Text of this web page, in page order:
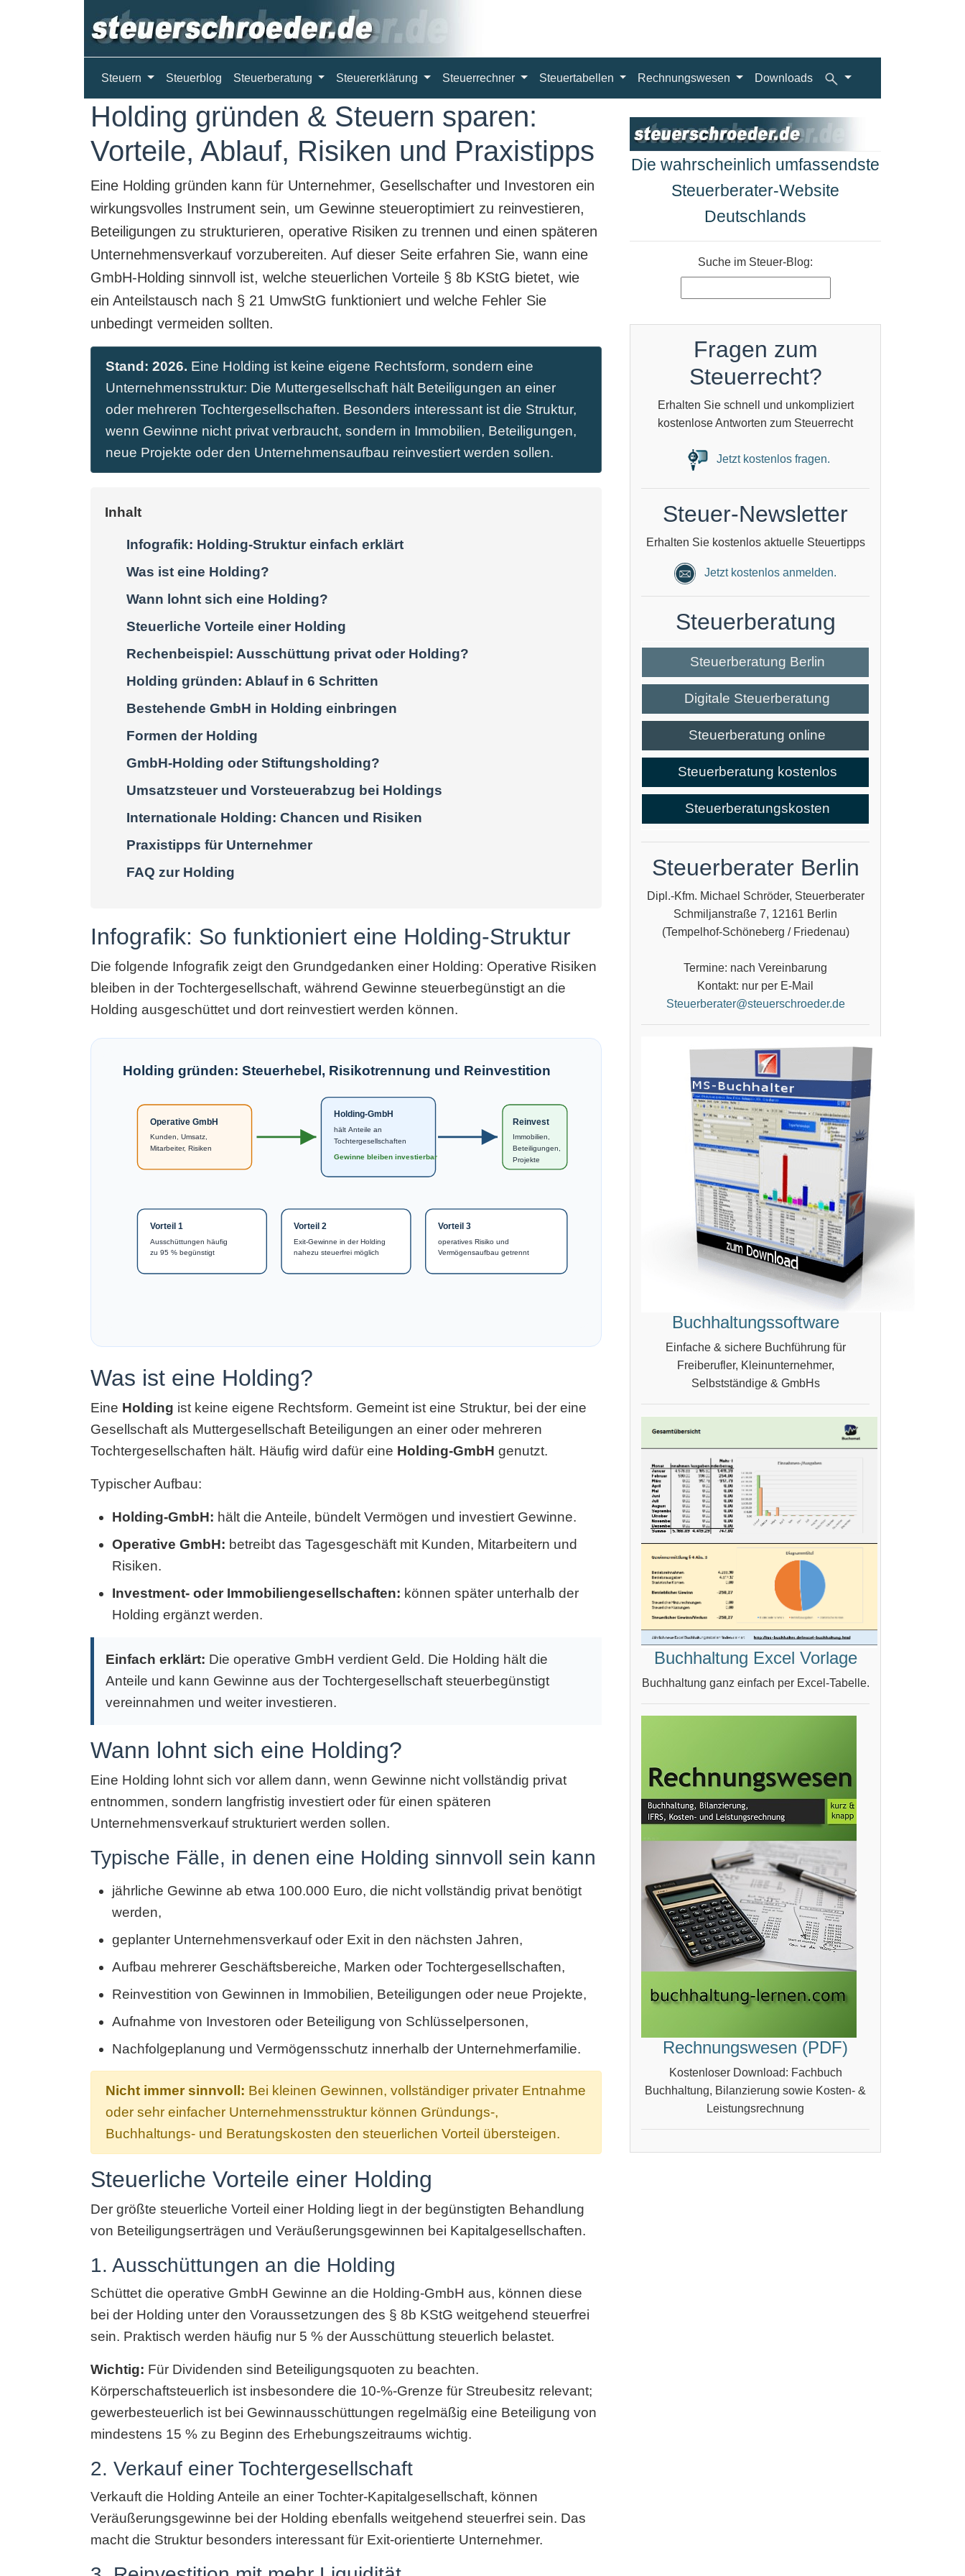
Steuern Steuerblog Steuerberatung Steuererklärung Steuerrechner Steuertabellen Rechnungswesen Downloads
Holding gründen & Steuern sparen:
Vorteile, Ablauf, Risiken und Praxistipps
Eine Holding gründen kann für Unternehmer, Gesellschafter und Investoren ein
wirkungsvolles Instrument sein, um Gewinne steueroptimiert zu reinvestieren,
Beteiligungen zu strukturieren, operative Risiken zu trennen und einen späteren
Unternehmensverkauf vorzubereiten. Auf dieser Seite erfahren Sie, wann eine
GmbH-Holding sinnvoll ist, welche steuerlichen Vorteile § 8b KStG bietet, wie
ein Anteilstausch nach § 21 UmwStG funktioniert und welche Fehler Sie
unbedingt vermeiden sollten.
Stand: 2026. Eine Holding ist keine eigene Rechtsform, sondern eine
Unternehmensstruktur: Die Muttergesellschaft hält Beteiligungen an einer
oder mehreren Tochtergesellschaften. Besonders interessant ist die Struktur,
wenn Gewinne nicht privat verbraucht, sondern in Immobilien, Beteiligungen,
neue Projekte oder den Unternehmensaufbau reinvestiert werden sollen.
Inhalt
Infografik: Holding-Struktur einfach erklärt
Was ist eine Holding?
Wann lohnt sich eine Holding?
Steuerliche Vorteile einer Holding
Rechenbeispiel: Ausschüttung privat oder Holding?
Holding gründen: Ablauf in 6 Schritten
Bestehende GmbH in Holding einbringen
Formen der Holding
GmbH-Holding oder Stiftungsholding?
Umsatzsteuer und Vorsteuerabzug bei Holdings
Internationale Holding: Chancen und Risiken
Praxistipps für Unternehmer
FAQ zur Holding
Infografik: So funktioniert eine Holding-Struktur
Die folgende Infografik zeigt den Grundgedanken einer Holding: Operative Risiken
bleiben in der Tochtergesellschaft, während Gewinne steuerbegünstigt an die
Holding ausgeschüttet und dort reinvestiert werden können.
Holding gründen: Steuerhebel, Risikotrennung und Reinvestition
Operative GmbH
Kunden, Umsatz,
Mitarbeiter, Risiken
Holding-GmbH
hält Anteile an
Tochtergesellschaften
Gewinne bleiben investierbar
Reinvest
Immobilien,
Beteiligungen,
Projekte
Vorteil 1
Ausschüttungen häufig
zu 95 % begünstigt
Vorteil 2
Exit-Gewinne in der Holding
nahezu steuerfrei möglich
Vorteil 3
operatives Risiko und
Vermögensaufbau getrennt
Was ist eine Holding?
Eine Holding ist keine eigene Rechtsform. Gemeint ist eine Struktur, bei der eine
Gesellschaft als Muttergesellschaft Beteiligungen an einer oder mehreren
Tochtergesellschaften hält. Häufig wird dafür eine Holding-GmbH genutzt.
Typischer Aufbau:
Holding-GmbH: hält die Anteile, bündelt Vermögen und investiert Gewinne.
Operative GmbH: betreibt das Tagesgeschäft mit Kunden, Mitarbeitern und
Risiken.
Investment- oder Immobiliengesellschaften: können später unterhalb der
Holding ergänzt werden.
Einfach erklärt: Die operative GmbH verdient Geld. Die Holding hält die
Anteile und kann Gewinne aus der Tochtergesellschaft steuerbegünstigt
vereinnahmen und weiter investieren.
Wann lohnt sich eine Holding?
Eine Holding lohnt sich vor allem dann, wenn Gewinne nicht vollständig privat
entnommen, sondern langfristig investiert oder für einen späteren
Unternehmensverkauf strukturiert werden sollen.
Typische Fälle, in denen eine Holding sinnvoll sein kann
jährliche Gewinne ab etwa 100.000 Euro, die nicht vollständig privat benötigt
werden,
geplanter Unternehmensverkauf oder Exit in den nächsten Jahren,
Aufbau mehrerer Geschäftsbereiche, Marken oder Tochtergesellschaften,
Reinvestition von Gewinnen in Immobilien, Beteiligungen oder neue Projekte,
Aufnahme von Investoren oder Beteiligung von Schlüsselpersonen,
Nachfolgeplanung und Vermögensschutz innerhalb der Unternehmerfamilie.
Nicht immer sinnvoll: Bei kleinen Gewinnen, vollständiger privater Entnahme
oder sehr einfacher Unternehmensstruktur können Gründungs-,
Buchhaltungs- und Beratungskosten den steuerlichen Vorteil übersteigen.
Steuerliche Vorteile einer Holding
Der größte steuerliche Vorteil einer Holding liegt in der begünstigten Behandlung
von Beteiligungserträgen und Veräußerungsgewinnen bei Kapitalgesellschaften.
1. Ausschüttungen an die Holding
Schüttet die operative GmbH Gewinne an die Holding-GmbH aus, können diese
bei der Holding unter den Voraussetzungen des § 8b KStG weitgehend steuerfrei
sein. Praktisch werden häufig nur 5 % der Ausschüttung steuerlich belastet.
Wichtig: Für Dividenden sind Beteiligungsquoten zu beachten.
Körperschaftsteuerlich ist insbesondere die 10-%-Grenze für Streubesitz relevant;
gewerbesteuerlich ist bei Gewinnausschüttungen regelmäßig eine Beteiligung von
mindestens 15 % zu Beginn des Erhebungszeitraums wichtig.
2. Verkauf einer Tochtergesellschaft
Verkauft die Holding Anteile an einer Tochter-Kapitalgesellschaft, können
Veräußerungsgewinne bei der Holding ebenfalls weitgehend steuerfrei sein. Das
macht die Struktur besonders interessant für Exit-orientierte Unternehmer.
Die wahrscheinlich umfassendste
Steuerberater-Website
Deutschlands
Suche im Steuer-Blog:
Fragen zum
Steuerrecht?
Erhalten Sie schnell und unkompliziert
kostenlose Antworten zum Steuerrecht
Jetzt kostenlos fragen.
Steuer-Newsletter
Erhalten Sie kostenlos aktuelle Steuertipps
Jetzt kostenlos anmelden.
Steuerberatung
Steuerberatung Berlin
Digitale Steuerberatung
Steuerberatung online
Steuerberatung kostenlos
Steuerberatungskosten
Steuerberater Berlin
Dipl.-Kfm. Michael Schröder, Steuerberater
Schmiljanstraße 7, 12161 Berlin
(Tempelhof-Schöneberg / Friedenau)
Termine: nach Vereinbarung
Kontakt: nur per E-Mail
Steuerberater@steuerschroeder.de
Buchhaltungssoftware
Einfache & sichere Buchführung für
Freiberufler, Kleinunternehmer,
Selbstständige & GmbHs
Buchhaltung Excel Vorlage
Buchhaltung ganz einfach per Excel-Tabelle.
Rechnungswesen (PDF)
Kostenloser Download: Fachbuch
Buchhaltung, Bilanzierung sowie Kosten- &
Leistungsrechnung